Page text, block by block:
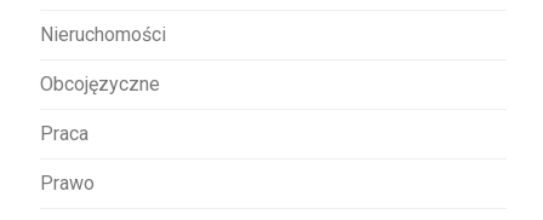
Nieruchomości
Obcojęzyczne
Praca
Prawo